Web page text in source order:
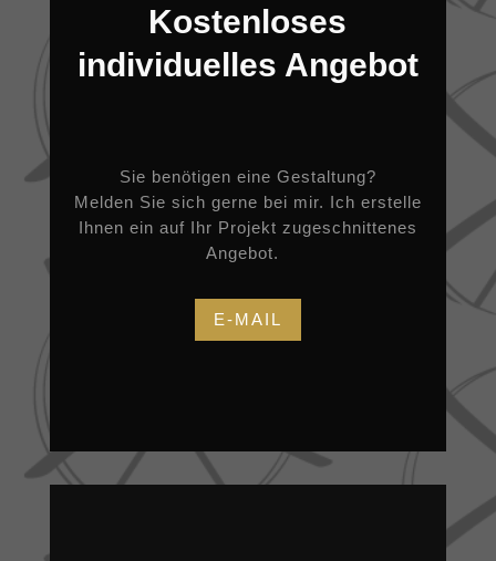
Kostenloses
individuelles Angebot
Sie benötigen eine Gestaltung?
Melden Sie sich gerne bei mir. Ich erstelle
Ihnen ein auf Ihr Projekt zugeschnittenes
Angebot.
E-MAIL